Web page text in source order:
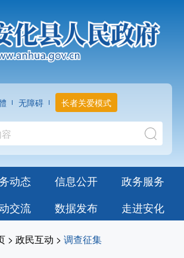
无障碍 长者关爱模式
动态 信息公开
政务服务
交流
数据发布 走进安化
> 政民互动 > 调查征集